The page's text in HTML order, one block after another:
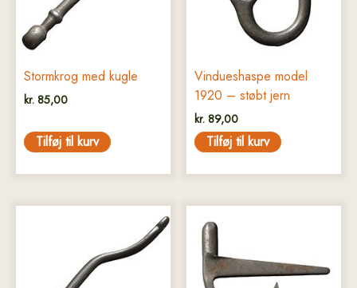
Stormkrog med kugle
kr. 85,00
Tilføj til kurv
Vindueshaspe model
1920 – støbt jern
kr. 89,00
Tilføj til kurv